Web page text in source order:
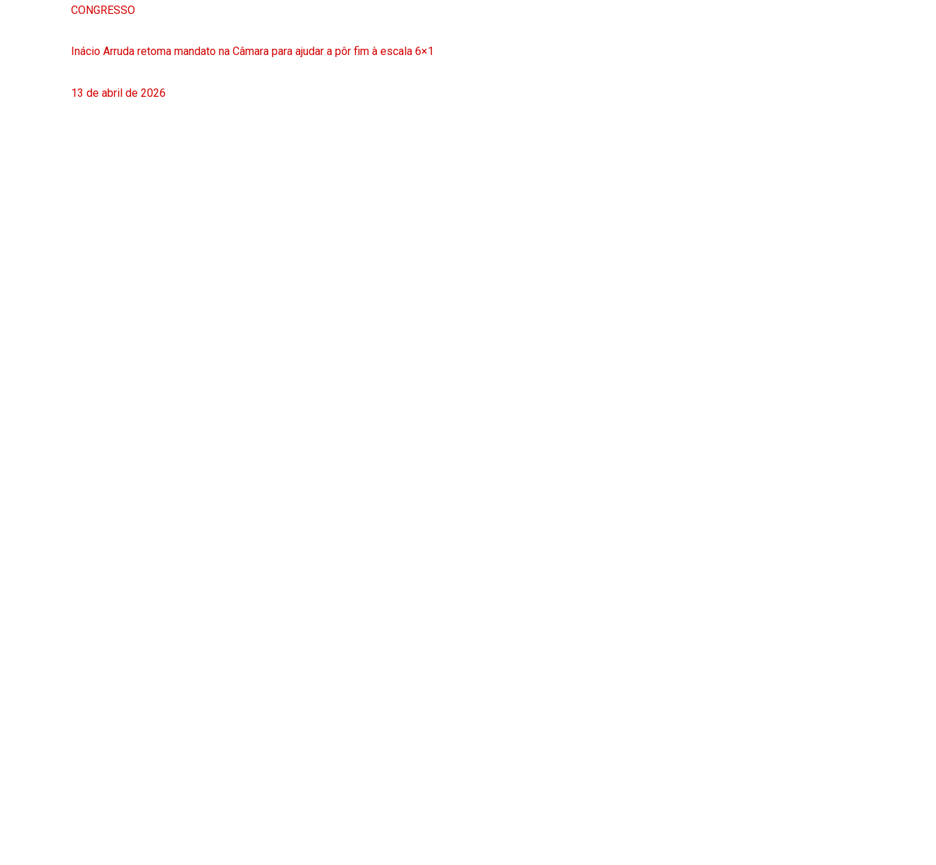
CONGRESSO
Inácio Arruda retoma mandato na Câmara para ajudar a pôr fim à escala 6×1
13 de abril de 2026